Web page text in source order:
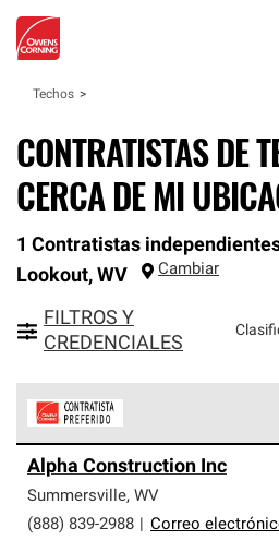
Techos
CONTRATISTAS DE
CERCA DE MI
1 Contratistas
Lookout, WV Cambiar
FILTROS Y
CREDENCIALES
parte de una red exclusiva de
que cumplen con altos
de profesionalismo y
Alpha Construction Inc
Summersville, WV
(888) 839-2988
Correo